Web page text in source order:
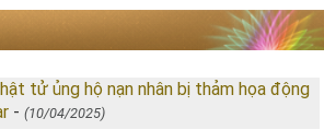
tử ủng hộ nạn nhân bị thảm họa động
- (10/04/2025)